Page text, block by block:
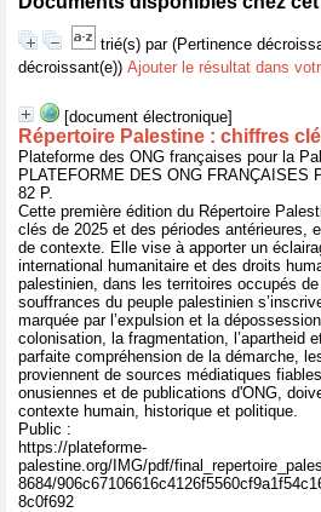
trié(s) par (Pertinence
décroissant(e)) Ajouter le résultat dans
[document électronique]
Répertoire Palestine : chiffres
Plateforme des ONG françaises pour la
PLATEFORME DES ONG FRANÇAISES
82 P.
Cette première édition du Répertoire
clés de 2025 et des périodes antérieures,
de contexte. Elle vise à apporter un
international humanitaire et des droits
palestinien, dans les territoires occupés
souffrances du peuple palestinien
marquée par l’expulsion et la
colonisation, la fragmentation, l’apartheid
parfaite compréhension de la démarche,
proviennent de sources médiatiques
onusiennes et de publications d'ONG,
contexte humain, historique et politique.
Public :
https://plateforme-
palestine.org/IMG/pdf/
8684/
8c0f692